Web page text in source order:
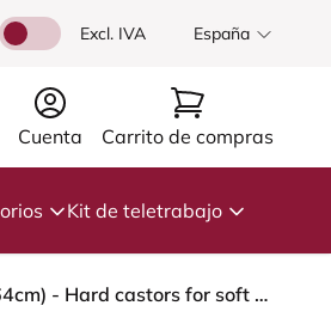
Excl. IVA España
Cuenta Carrito de compras
Kit de teletrabajo
HÅG Capisco 8106 - Steelcut Trio 3 (Kvadrat) - Lana / Poliamida - STT383 - Charcoal - Silver - 200 mm (seat height 46-64cm) - Hard castors for soft floors